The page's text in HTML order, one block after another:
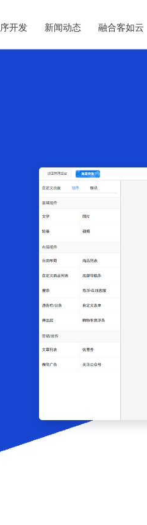
开发 新闻动态 融合客如云